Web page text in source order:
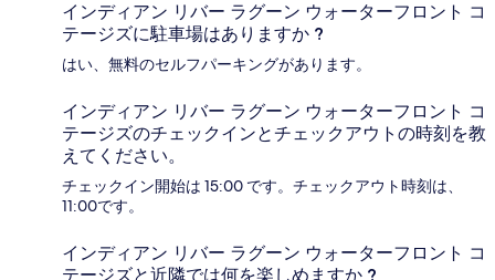
インディアン リバー ラグーン ウォーターフロント コ
テージズに駐車場はありますか ?
はい、無料のセルフパーキングがあります。
インディアン リバー ラグーン ウォーターフロント コ
テージズのチェックインとチェックアウトの時刻を教
えてください。
チェックイン開始は 15:00 です。チェックアウト時刻は、
11:00です。
インディアン リバー ラグーン ウォーターフロント コ
テージズと近隣では何を楽しめますか ?